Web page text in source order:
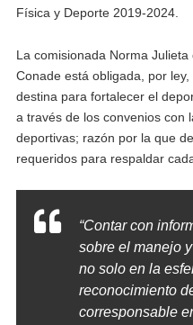
Física y Deporte 2019-2024.
La comisionada Norma
Conade está obligada, por
destina para fortalecer el
a través de los convenios con
deportivas; razón por la que
requeridos para respaldar
“Contar con
sobre el manejo
no solo en la
reconocimiento
corresponsable